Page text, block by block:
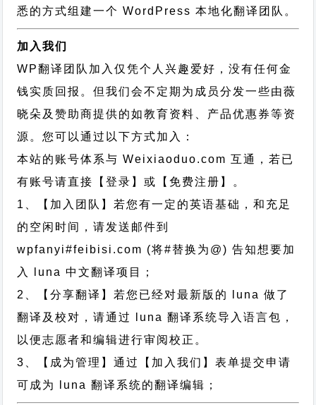
悉的方式组建一个 WordPress 本地化翻译团队。
加入我们
WP翻译团队加入仅凭个人兴趣爱好，没有任何金
钱实质回报。但我们会不定期为成员分发一些由薇
晓朵及赞助商提供的如教育资料、产品优惠券等资
源。您可以通过以下方式加入：
本站的账号体系与Weixiaoduo.com 互通，若已
有账号请直接【登录】或【免费注册】。
1、【加入团队】若您有一定的英语基础，和充足
的空闲时间，请发送邮件到
wpfanyi#feibisi.com (将#替换为@) 告知想要加
入 luna 中文翻译项目；
2、【分享翻译】若您已经对最新版的 luna 做了
翻译及校对，请通过 luna 翻译系统导入语言包，
以便志愿者和编辑进行审阅校正。
3、【成为管理】通过【加入我们】表单提交申请
可成为 luna 翻译系统的翻译编辑；